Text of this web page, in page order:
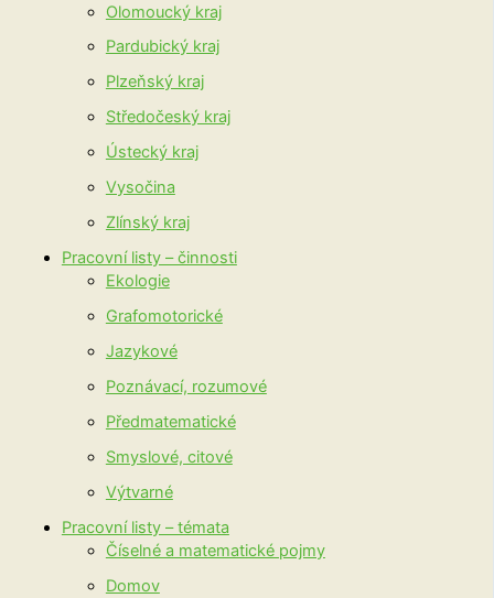
Olomoucký kraj
Pardubický kraj
Plzeňský kraj
Středočeský kraj
Ústecký kraj
Vysočina
Zlínský kraj
Pracovní listy – činnosti
Ekologie
Grafomotorické
Jazykové
Poznávací, rozumové
Předmatematické
Smyslové, citové
Výtvarné
Pracovní listy – témata
Číselné a matematické pojmy
Domov